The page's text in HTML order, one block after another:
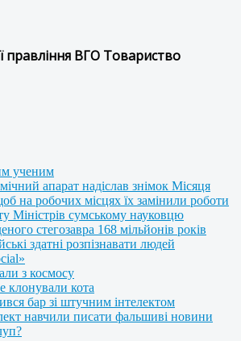
правління ВГО Товариство
ученим
апарат надіслав знімок Місяця
на робочих місцях їх замінили роботи
Міністрів сумському науковцю
стегозавра 168 мільйонів років
здатні розпізнавати людей
з космосу
клонували кота
бар зі штучним інтелектом
навчили писати фальшиві новини